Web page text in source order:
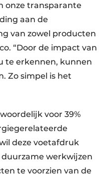
onze transparante
aan de
van zowel producten
“Door de impact van
te erkennen, kunnen
Zo simpel is het
voor 39%
deze voetafdruk
werkwijzen
te voorzien van de